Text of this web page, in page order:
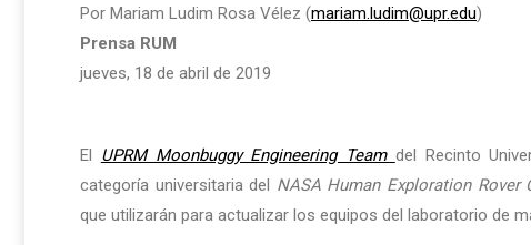
Por Mariam Ludim Rosa Vélez (mariam.ludim@upr.edu)
Prensa RUM
jueves, 18 de abril de 2019
El UPRM Moonbuggy Engineering Team del Recinto
categoría universitaria del NASA Human Exploration Rover
que utilizarán para actualizar los equipos del laboratorio de